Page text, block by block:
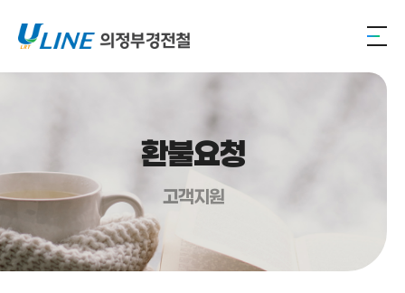
환불요청
고객지원